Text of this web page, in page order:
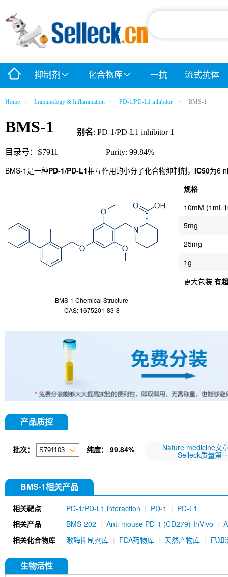
抑制剂 化合物库 一抗 流式抗体
Home Immunology & Inflammation PD-1/PD-L1 inhibitor BMS-1
BMS-1 别名: PD-1/PD-L1 inhibitor 1
目录号：S7911 Purity: 99.84%
BMS-1是一种PD-1/PD-L1相互作用的小分子化合物抑制剂， IC50为6
BMS-1 Chemical Structure
CAS: 1675201-83-8
规格
10mM (1mL
5mg
25mg
1g
更大包装 有
产品质控
批次： 纯度： 99.84% Nature medicine文
Selleck质量第
BMS-1相关产品
相关靶点 PD-1/PD-L1 interaction PD-1
PD-L1
相关产品
BMS-202 Anti-mouse PD-1 (CD279)-InVivo
Anti-mouse PD-1 (CD279)(29F.1A12)-InVivo
相关化合物库 激酶抑制剂库 FDA药物库 天然产物库 已知
生物活性